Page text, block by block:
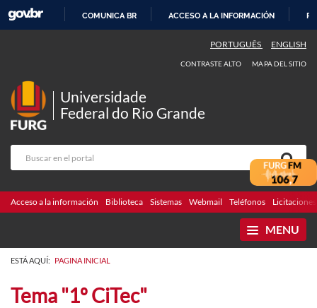
CONTENIDO
COMUNICA BR ACCESO A LA INFORMACIÓN
PORTUGUÊS ENGLISH
CONTRASTE ALTO MAPA DEL SITIO
Universidade
Federal do Rio Grande
Acceso a la información Biblioteca Sistemas Webmail Teléfonos Licitaciones
MENU
ESTÁ AQUÍ: PAGINA INICIAL
Tema "1º CiTec"